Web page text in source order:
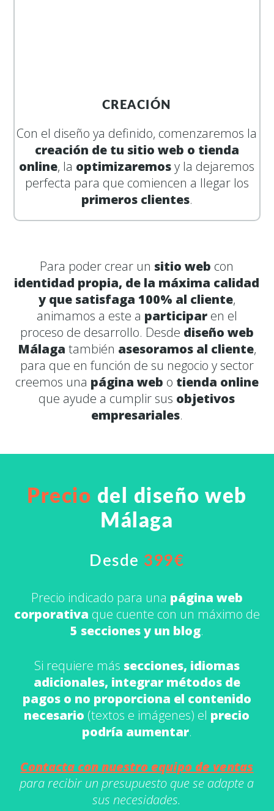
CREACIÓN
Con el diseño ya definido, comenzaremos la
creación de tu sitio web o tienda
online, la optimizaremosy la dejaremos
perfecta para que comiencen a llegar los
primeros clientes.
Para poder crear un sitio web con
identidad propia, de la máxima calidad
y que satisfaga 100% al cliente,
animamos a este a participaren el
proceso de desarrollo. Desde diseño web
Málaga también asesoramos al cliente,
para que en función de su negocio y sector
creemos una página web o tienda online
que ayude a cumplir sus objetivos
empresariales.
Precio del diseño web
Málaga
Desde 399€
Precio indicado para una página web
corporativa que cuente con un máximo de
5 secciones y un blog.
Si requiere más secciones, idiomas
adicionales, integrar métodos de
pagos o no proporciona el contenido
necesario (textos e imágenes) el precio
podría aumentar.
Contacta con nuestro equipo de ventas
para recibir un presupuesto que se adapte a
sus necesidades.